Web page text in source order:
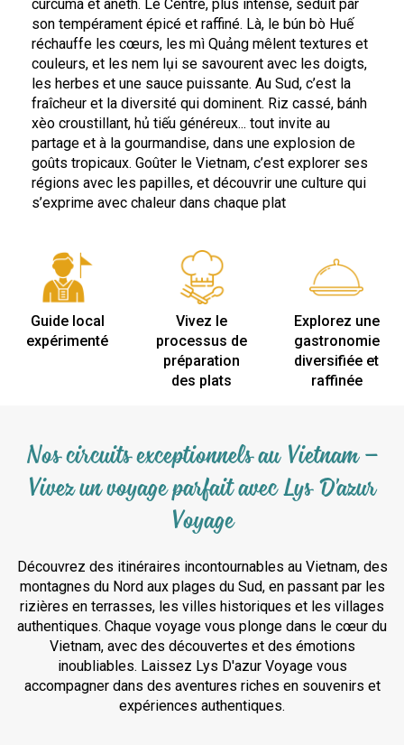
curcuma et aneth. Le Centre, plus intense, séduit par
son tempérament épicé et raffiné. Là, le bún bò Huế
réchauffe les cœurs, les mì Quảng mêlent textures et
couleurs, et les nem lụi se savourent avec les doigts,
les herbes et une sauce puissante. Au Sud, c’est la
fraîcheur et la diversité qui dominent. Riz cassé, bánh
xèo croustillant, hủ tiếu généreux... tout invite au
partage et à la gourmandise, dans une explosion de
goûts tropicaux. Goûter le Vietnam, c’est explorer ses
régions avec les papilles, et découvrir une culture qui
s’exprime avec chaleur dans chaque plat
Guide local
expérimenté
Vivez le
processus de
préparation
des plats
Explorez une
gastronomie
diversifiée et
raffinée
Nos circuits exceptionnels au Vietnam –
Vivez un voyage parfait avec Lys D'azur
Voyage
Découvrez des itinéraires incontournables au Vietnam, des
montagnes du Nord aux plages du Sud, en passant par les
rizières en terrasses, les villes historiques et les villages
authentiques. Chaque voyage vous plonge dans le cœur du
Vietnam, avec des découvertes et des émotions
inoubliables. Laissez Lys D'azur Voyage vous
accompagner dans des aventures riches en souvenirs et
expériences authentiques.